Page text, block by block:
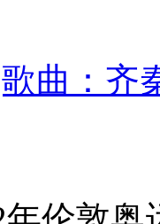
曲：齐